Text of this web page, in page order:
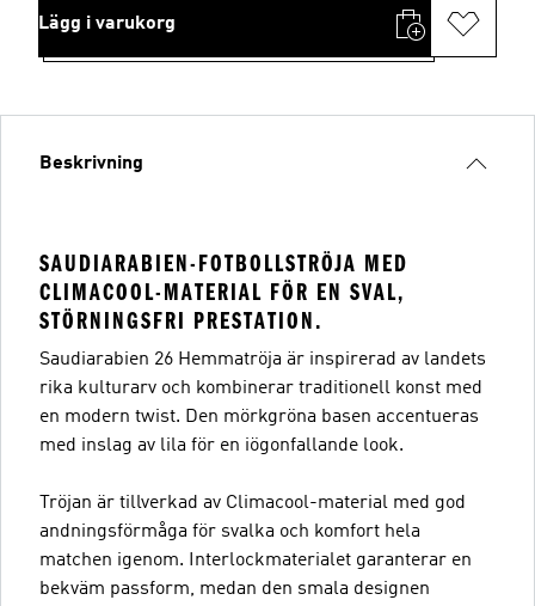
Lägg i varukorg
Beskrivning
SAUDIARABIEN-FOTBOLLSTRÖJA MED
CLIMACOOL-MATERIAL FÖR EN SVAL,
STÖRNINGSFRI PRESTATION.
Saudiarabien 26 Hemmatröja är inspirerad av landets
rika kulturarv och kombinerar traditionell konst med
en modern twist. Den mörkgröna basen accentueras
med inslag av lila för en iögonfallande look.
Tröjan är tillverkad av Climacool-material med god
andningsförmåga för svalka och komfort hela
matchen igenom. Interlockmaterialet garanterar en
bekväm passform, medan den smala designen